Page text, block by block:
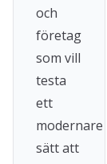
och
företag
som vill
testa
ett
modernare
sätt att